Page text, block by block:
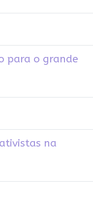
para o grande
na